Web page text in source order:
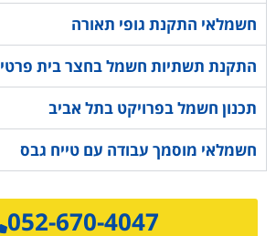
חשמלאי התקנת גופי תאורה
התקנת תשתיות חשמל בחצר בית פרטי
תכנון חשמל בפרויקט בתל אביב
חשמלאי מוסמך עבודה עם טייח גבס
052-670-4047